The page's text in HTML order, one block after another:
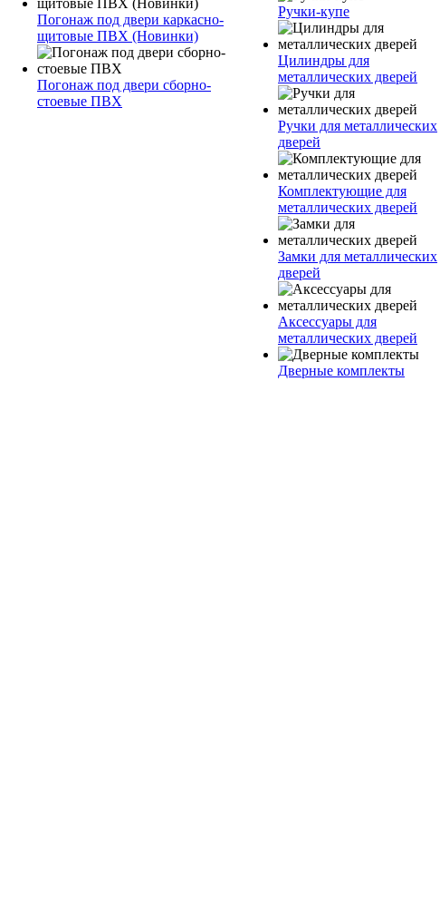
Погонаж под двери каркасно-
щитовые ПВХ (Новинки)
Погонаж под двери сборно-
стоевые ПВХ
Ручки-купе
Цилиндры для
металлических дверей
Ручки для металлических
дверей
Комплектующие для
металлических дверей
Замки для металлических
дверей
Аксессуары для
металлических дверей
Дверные комплекты